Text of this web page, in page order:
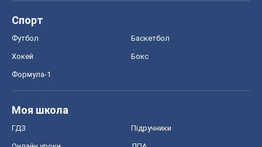
Спорт
Футбол Баскетбол
Хокей Бокс
Формула-1
Моя школа
ГДЗ Підручники